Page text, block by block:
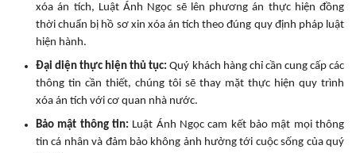
xóa án tích, Luật Ánh Ngọc sẽ lên phương án thực hiện đồng
thời chuẩn bị hồ sơ xin xóa án tích theo đúng quy định pháp luật
hiện hành.
Đại diện thực hiện thủ tục:Quý khách hàng chỉ cần cung cấp các
thông tin cần thiết, chúng tôi sẽ thay mặt thực hiện quy trình
xóa án tích với cơ quan nhà nước.
Bảo mật thông tin: Luật Ánh Ngọc cam kết bảo mật mọi thông
tin cá nhân và đảm bảo không ảnh hưởng tới cuộc sống của quý